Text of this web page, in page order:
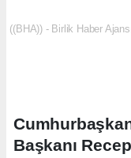
((BHA)) - Birlik Haber
Başkanı